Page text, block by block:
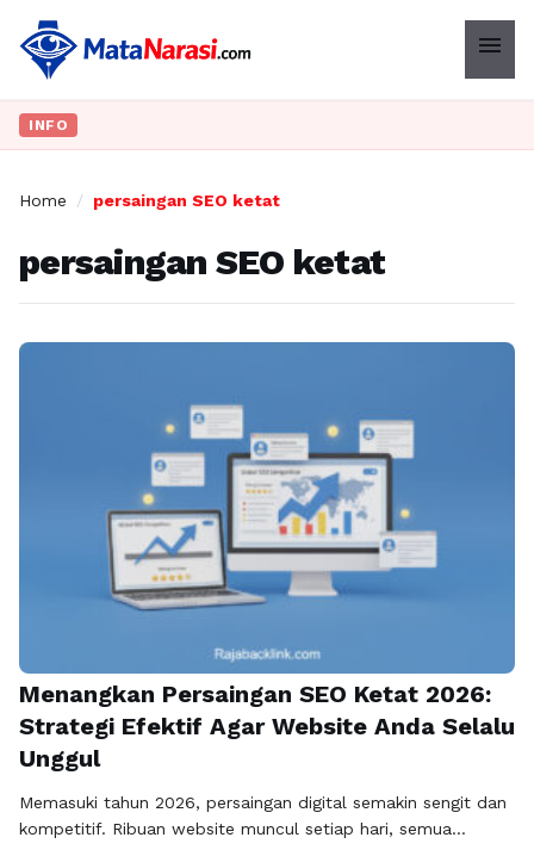
menu
INFO
Home / persaingan SEO ketat
persaingan SEO ketat
Menangkan Persaingan SEO Ketat 2026:
Strategi Efektif Agar Website Anda Selalu
Unggul
Memasuki tahun 2026, persaingan digital semakin sengit dan
kompetitif. Ribuan website muncul setiap hari, semua